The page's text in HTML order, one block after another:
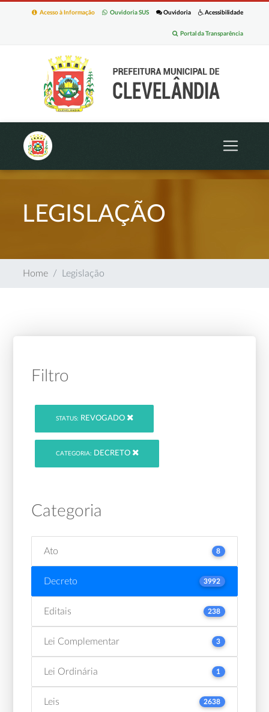
Acessibilidade
Ouvidoria
Ouvidoria SUS
Acesso à Informação
Portal da Transparência
LEGISLAÇÃO
Home Legislação
Filtro
STATUS: REVOGADO
CATEGORIA: DECRETO
Categoria
Ato 8
Decreto 3992
Editais 238
Lei Complementar 3
Lei Ordinária 1
Leis 2638